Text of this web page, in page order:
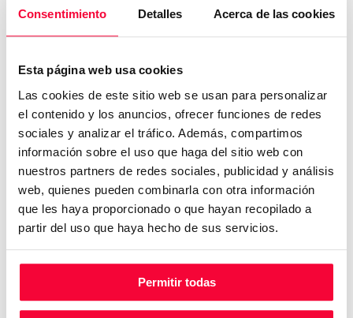
Consentimiento Detalles Acerca de las cookies
Esta página web usa cookies
Las cookies de este sitio web se usan para personalizar
el contenido y los anuncios, ofrecer funciones de redes
sociales y analizar el tráfico. Además, compartimos
información sobre el uso que haga del sitio web con
nuestros partners de redes sociales, publicidad y análisis
web, quienes pueden combinarla con otra información
que les haya proporcionado o que hayan recopilado a
partir del uso que haya hecho de sus servicios.
Permitir todas
1741
Peso:2175kg
Maletero: 867L
Depósito:L
Otros clientes que ya compraron en
Audi Huertas Motor te cuentan cómo
les fue.